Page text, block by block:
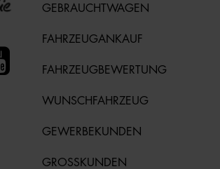
GEBRAUCHTWAGEN
FAHRZEUGANKAUF
FAHRZEUGBEWERTUNG
WUNSCHFAHRZEUG
GEWERBEKUNDEN
GROSSKUNDEN